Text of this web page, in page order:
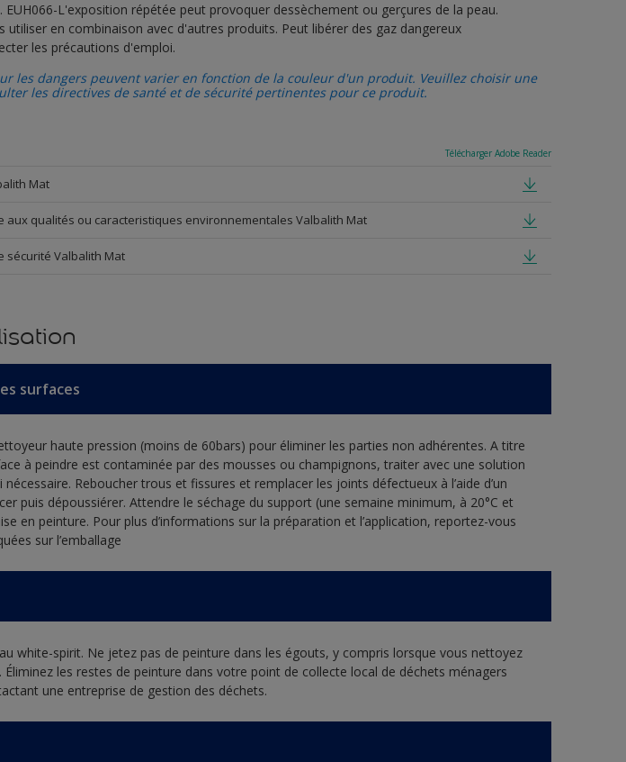
EUH066-L'exposition répétée peut provoquer dessèchement ou gerçures de la peau.
utiliser en combinaison avec d'autres produits. Peut libérer des gaz dangereux
les précautions d'emploi.
les dangers peuvent varier en fonction de la couleur d'un produit. Veuillez choisir une
les directives de santé et de sécurité pertinentes pour ce produit.
Télécharger Adobe Reader
Mat
aux qualités ou caracteristiques environnementales Valbalith Mat
sécurité Valbalith Mat
surfaces
haute pression (moins de 60bars) pour éliminer les parties non adhérentes. A titre
à peindre est contaminée par des mousses ou champignons, traiter avec une solution
Reboucher trous et fissures et remplacer les joints défectueux à l’aide d’un
puis dépoussiérer. Attendre le séchage du support (une semaine minimum, à 20°C et
en peinture. Pour plus d’informations sur la préparation et l’application, reportez-vous
sur l’emballage
white-spirit. Ne jetez pas de peinture dans les égouts, y compris lorsque vous nettoyez
Éliminez les restes de peinture dans votre point de collecte local de déchets ménagers
une entreprise de gestion des déchets.